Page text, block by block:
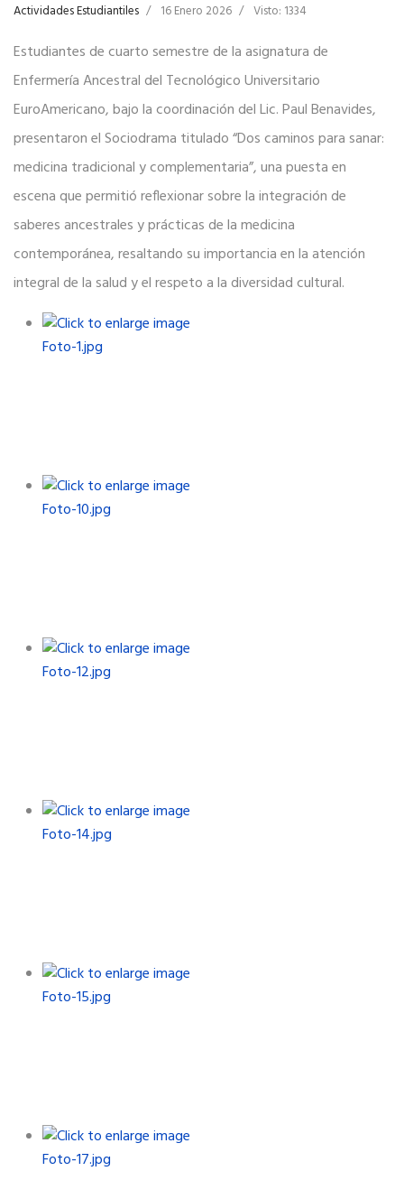
Actividades Estudiantiles 16 Enero 2026 Visto: 1334
Estudiantes de cuarto semestre de la asignatura de
Enfermería Ancestral del Tecnológico Universitario
EuroAmericano, bajo la coordinación del Lic. Paul Benavides,
presentaron el Sociodrama titulado “Dos caminos para sanar:
medicina tradicional y complementaria”, una puesta en
escena que permitió reflexionar sobre la integración de
saberes ancestrales y prácticas de la medicina
contemporánea, resaltando su importancia en la atención
integral de la salud y el respeto a la diversidad cultural.